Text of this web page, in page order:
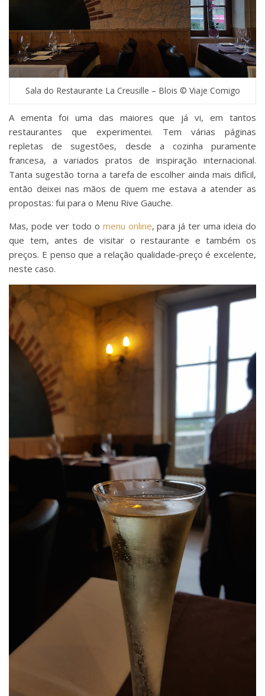
Sala do Restaurante La Creusille – Blois © Viaje Comigo
A ementa foi uma das maiores que já vi, em tantos
restaurantes que experimentei. Tem várias páginas
repletas de sugestões, desde a cozinha puramente
francesa, a variados pratos de inspiração internacional.
Tanta sugestão torna a tarefa de escolher ainda mais difícil,
então deixei nas mãos de quem me estava a atender as
propostas: fui para o Menu Rive Gauche.
Mas, pode ver todo o menu online, para já ter uma ideia do
que tem, antes de visitar o restaurante e também os
preços. E penso que a relação qualidade-preço é excelente,
neste caso.